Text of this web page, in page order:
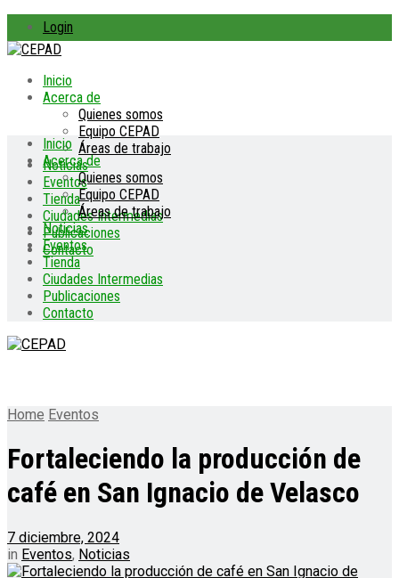
Login
Inicio
Acerca de
Quienes somos
Equipo CEPAD
Áreas de trabajo
Noticias
Eventos
Tienda
Ciudades Intermedias
Publicaciones
Contacto
Inicio
Acerca de
Quienes somos
Equipo CEPAD
Áreas de trabajo
Noticias
Eventos
Tienda
Ciudades Intermedias
Publicaciones
Contacto
Home Eventos
Fortaleciendo la producción de
café en San Ignacio de Velasco
7 diciembre, 2024
in Eventos, Noticias